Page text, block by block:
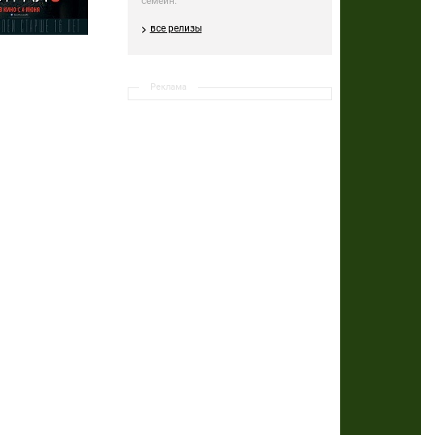
все релизы
Реклама